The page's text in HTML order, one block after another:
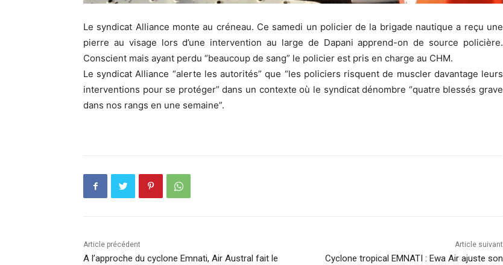
Le syndicat Alliance monte au créneau. Ce samedi un policier de la brigade nautique a reçu une
pierre au visage lors d’une intervention au large de Dapani apprend-on de source policière.
Conscient mais ayant perdu “beaucoup de sang” le policier est pris en charge au CHM.
Le syndicat Alliance “alerte les autorités” que “les policiers risquent de muscler davantage leurs
interventions pour se protéger” dans un contexte où le syndicat dénombre “quatre blessés grave
dans nos rangs en une semaine”.
Article précédent
A l’approche du cyclone Emnati, Air Austral fait le
Article suivant
Cyclone tropical EMNATI : Ewa Air ajuste son